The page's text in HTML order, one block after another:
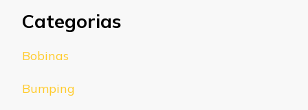
Categorias
Bobinas
Bumping